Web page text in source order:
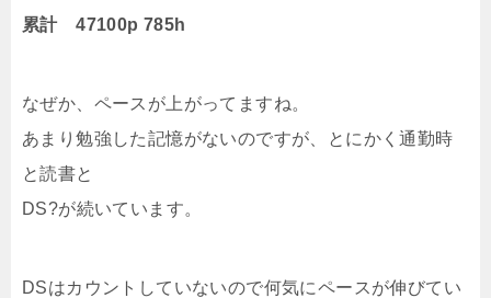
累計 47100p 785h
なぜか、ペースが上がってますね。
あまり勉強した記憶がないのですが、とにかく通勤時
と読書と
DS?が続いています。
DSはカウントしていないので何気にペースが伸びてい